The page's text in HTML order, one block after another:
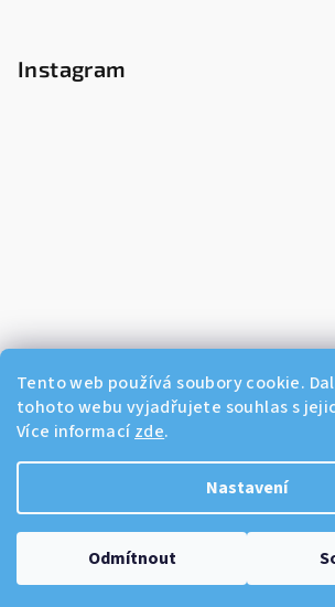
Tento web používá soubory cookie.
tohoto webu vyjadřujete souhlas s
Více informací zde.
Nastavení
Odmítnout
Instagram
Sledovat na Instagramu
Vytvořil Shoptet